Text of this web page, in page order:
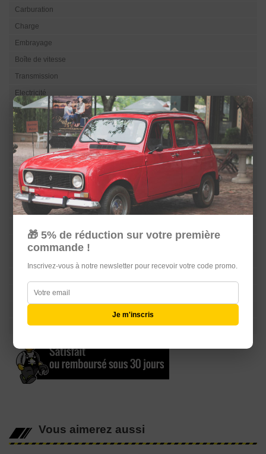
Carburation
Charge
Embrayage
Boîte de vitesse
Transmission
Electricité
Eclairage
Visibilité
Refroidissement
Direction
Suspension
Train
Carrosserie
Equipements Raid & 4L TROPHY
Librairie
Carte Cadeau
Vous aimerez aussi
×
🎁 5% de réduction sur votre première
commande !
Inscrivez-vous à notre newsletter pour recevoir votre code promo.
Je m'inscris